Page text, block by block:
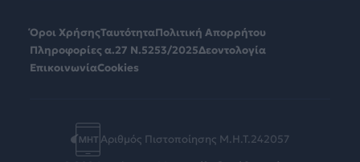
Όροι ΧρήσηςΤαυτότηταΠολιτική Απορρήτου
Πληροφορίες α.27 Ν.5253/2025Δεοντολογία
ΕπικοινωνίαCookies
Αριθμός Πιστοποίησης Μ.Η.Τ.242057